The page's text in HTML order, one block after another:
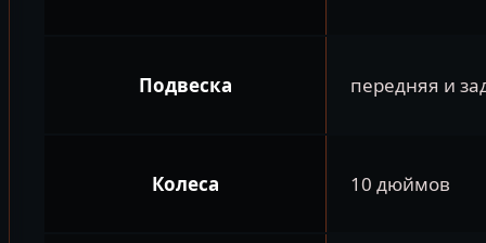
Подвеска передняя и
Колеса 10 дюймов